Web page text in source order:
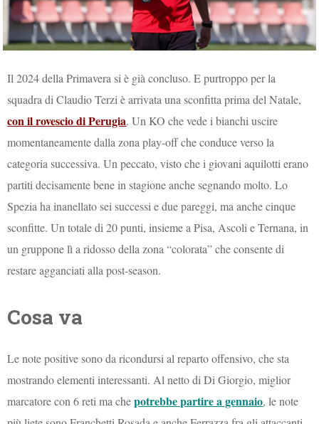
Il 2024 della Primavera si è già concluso. E purtroppo per la
squadra di Claudio Terzi è arrivata una sconfitta prima del Natale,
con il rovescio di Perugia. Un KO che vede i bianchi uscire
momentaneamente dalla zona play-off che conduce verso la
categoria successiva. Un peccato, visto che i giovani aquilotti erano
partiti decisamente bene in stagione anche segnando molto. Lo
Spezia ha inanellato sei successi e due pareggi, ma anche cinque
sconfitte. Un totale di 20 punti, insieme a Pisa, Ascoli e Ternana, in
un gruppone lì a ridosso della zona “colorata” che consente di
restare agganciati alla post-season.
Cosa va
Le note positive sono da ricondursi al reparto offensivo, che sta
mostrando elementi interessanti. Al netto di Di Giorgio, miglior
marcatore con 6 reti ma chepotrebbe partire a gennaio, le note